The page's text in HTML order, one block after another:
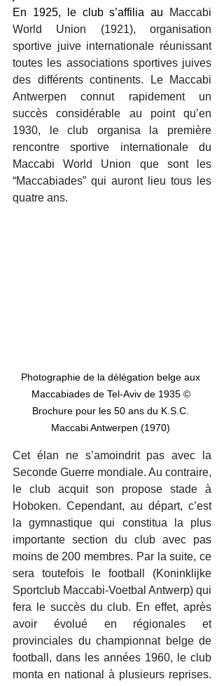
En 1925, le club s’affilia au
Maccabi
World Union (1921), organisation
sportive juive internationale réunissant
toutes les associations sportives juives
des différents continents. Le Maccabi
Antwerpen connut rapidement un
succès considérable au point qu’en
1930, le club organisa la première
rencontre sportive internationale du
Maccabi World Union que sont les
“Maccabiades” qui auront lieu tous les
quatre ans.
Photographie de la délégation belge aux
Maccabiades de Tel-Aviv de 1935 ©
Brochure pour les 50 ans du K.S.C.
Maccabi Antwerpen (1970)
Cet élan ne s’amoindrit pas avec la
Seconde Guerre mondiale. Au contraire,
le club acquit son propose stade à
Hoboken. Cependant, au départ, c’est
la gymnastique qui constitua la plus
importante section du club avec pas
moins de 200 membres. Par la suite, ce
sera toutefois le football (Koninklijke
Sportclub Maccabi-Voetbal Antwerp) qui
fera le succès du club. En effet, après
avoir évolué en régionales et
provinciales du championnat belge de
football, dans les années 1960, le club
monta en national à plusieurs reprises.